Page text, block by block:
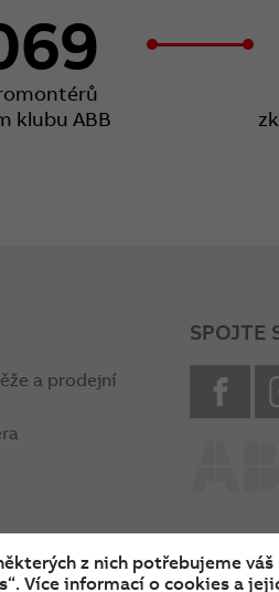
klubu ABB
a prodejní
SPOJTE
z nich potřebujeme
Více informací o cookies a